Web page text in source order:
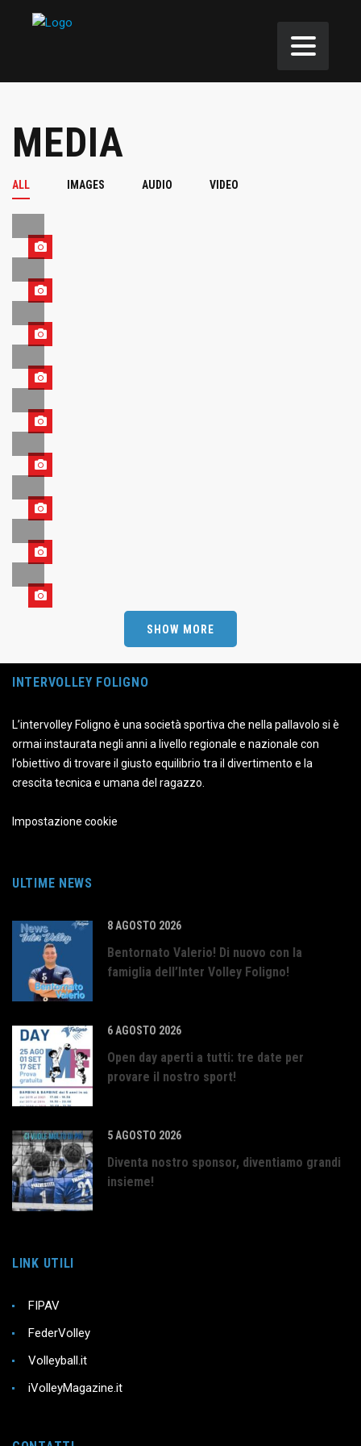
MEDIA
ALL IMAGES AUDIO VIDEO
SHOW MORE
INTERVOLLEY FOLIGNO
L’intervolley Foligno è una società sportiva che nella pallavolo si è
ormai instaurata negli anni a livello regionale e nazionale con
l’obiettivo di trovare il giusto equilibrio tra il divertimento e la
crescita tecnica e umana del ragazzo.
Impostazione cookie
ULTIME NEWS
8 AGOSTO 2026
Bentornato Valerio! Di nuovo con la
famiglia dell’Inter Volley Foligno!
6 AGOSTO 2026
Open day aperti a tutti: tre date per
provare il nostro sport!
5 AGOSTO 2026
Diventa nostro sponsor, diventiamo grandi
insieme!
LINK UTILI
FIPAV
FederVolley
Volleyball.it
iVolleyMagazine.it